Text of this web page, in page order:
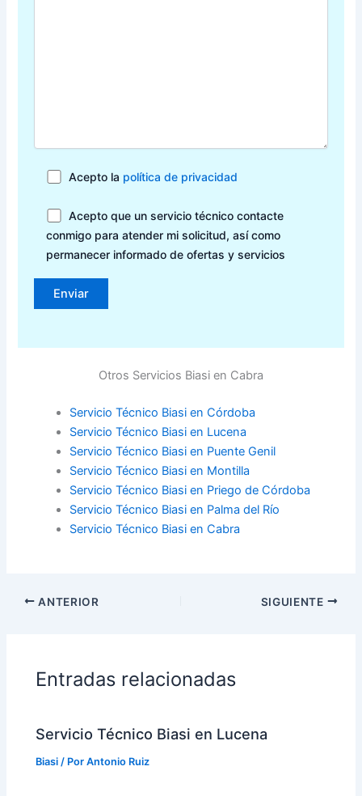
Acepto la política de privacidad
Acepto que un servicio técnico contacte
conmigo para atender mi solicitud, así como
permanecer informado de ofertas y servicios
Otros Servicios Biasi en Cabra
Servicio Técnico Biasi en Córdoba
Servicio Técnico Biasi en Lucena
Servicio Técnico Biasi en Puente Genil
Servicio Técnico Biasi en Montilla
Servicio Técnico Biasi en Priego de Córdoba
Servicio Técnico Biasi en Palma del Río
Servicio Técnico Biasi en Cabra
ANTERIOR SIGUIENTE
Entradas relacionadas
Servicio Técnico Biasi en Lucena
Biasi / PorAntonio Ruiz